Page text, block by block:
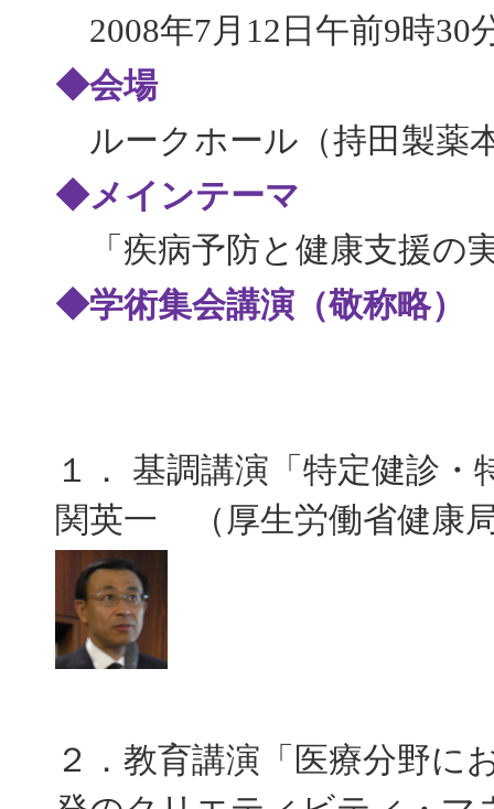
2008年7月12日午前9時30
◆会場
ルークホール（持田製薬
◆メインテーマ
「疾病予防と健康支援の
◆学術集会講演（敬称略）
１． 基調講演「特定健診
関英一 （厚生労働省健康
２．教育講演「医療分野